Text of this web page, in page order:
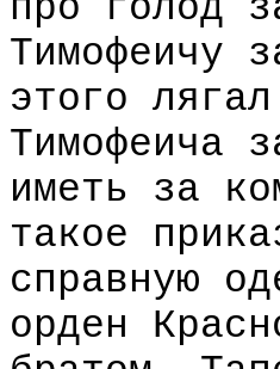
Тимофеичу
этого
Тимофеича
иметь за
такое
справную
орден